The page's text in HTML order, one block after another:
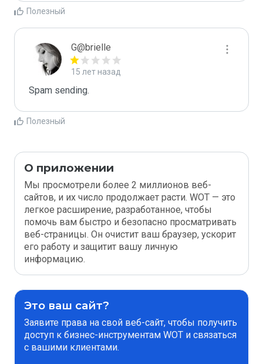
Полезный
G@brielle
15 лет назад
Spam sending.
Полезный
О приложении
Мы просмотрели более 2 миллионов веб-
сайтов, и их число продолжает расти. WOT — это
легкое расширение, разработанное, чтобы
помочь вам быстро и безопасно просматривать
веб-страницы. Он очистит ваш браузер, ускорит
его работу и защитит вашу личную
информацию.
Это ваш сайт?
Заявите права на свой веб-сайт, чтобы получить
доступ к бизнес-инструментам WOT и связаться
с вашими клиентами.